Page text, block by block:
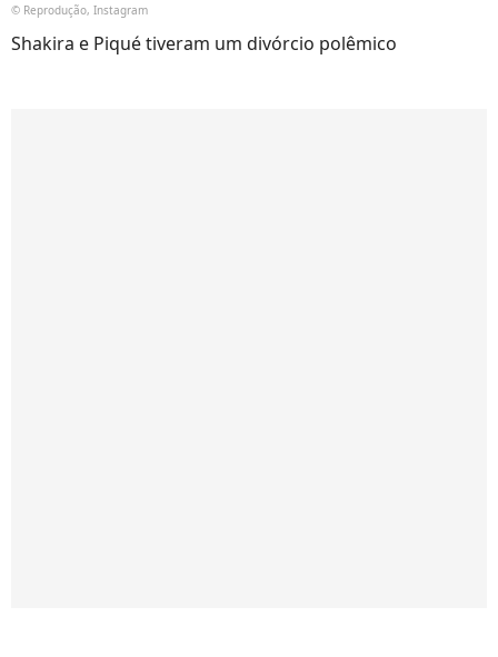
© Reprodução, Instagram
Shakira e Piqué tiveram um divórcio polêmico